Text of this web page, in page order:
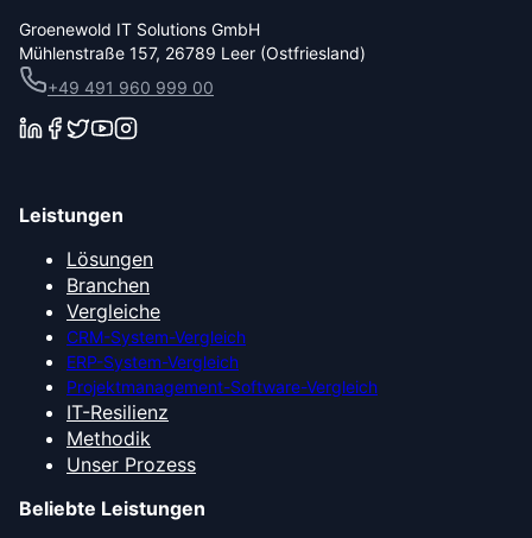
Groenewold IT Solutions GmbH
Mühlenstraße 157, 26789 Leer (Ostfriesland)
+49 491 960 999 00
Leistungen
Lösungen
Branchen
Vergleiche
CRM-System-Vergleich
ERP-System-Vergleich
Projektmanagement-Software-Vergleich
IT-Resilienz
Methodik
Unser Prozess
Beliebte Leistungen